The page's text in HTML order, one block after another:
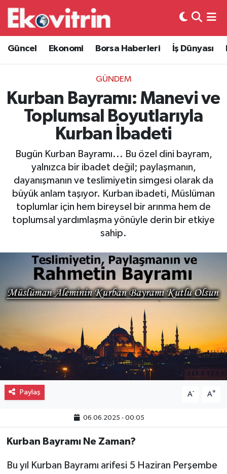
Güncel Ekonomi Borsa Haberleri İş Dünyası
GÜNDEM
Kurban Bayramı: Manevi ve
Toplumsal Boyutlarıyla
Kurban İbadeti
Bugün Kurban Bayramı... Bu özel dini bayram,
yalnızca bir ibadet değil; paylaşmanın,
dayanışmanın ve teslimiyetin simgesi olarak da
büyük anlam taşıyor. Kurban ibadeti, Müslüman
toplumlar için hem bireysel bir arınma hem de
toplumsal yardımlaşma yönüyle derin bir etkiye
sahip.
Paylaş A- A+
06.06.2025 - 00:05
Kurban Bayramı Ne Zaman?
Bu yıl Kurban Bayramı arifesi 5 Haziran Perşembe
Güncel
Ekonomi
Borsa Haberleri
İş Dünyası
Lojistik
Otovitrin
Asayiş
Magazin
Spor
Eğitim
Hava Durumu
Trafik Durumu
Süper Lig Puan Durumu ve Fikstür
Tüm Manşetler
Son Dakika Haberleri
Haber Arşivi